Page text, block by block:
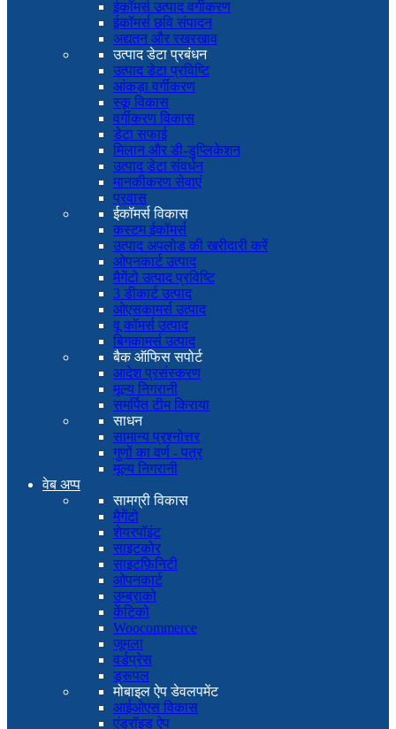
ईकॉमर्स उत्पाद वर्गीकरण
ईकॉमर्स छवि संपादन
अद्यतन और रखरखाव
उत्पाद डेटा प्रबंधन
उत्पाद डेटा प्रविष्टि
आंकड़ा वर्गीकरण
स्कू विकास
वर्गीकरण विकास
डेटा सफाई
मिलान और डी-डुप्लिकेशन
उत्पाद डेटा संवर्धन
मानकीकरण सेवाएं
प्रवास
ईकॉमर्स विकास
कस्टम ईकॉमर्स
उत्पाद अपलोड की खरीदारी करें
ओपनकार्ट उत्पाद
मैगेंटो उत्पाद प्रविष्टि
3 डीकार्ट उत्पाद
ओएसकामर्स उत्पाद
वू कॉमर्स उत्पाद
बिगकामर्स उत्पाद
बैक ऑफिस सपोर्ट
आदेश प्रसंस्करण
मूल्य निगरानी
समर्पित टीम किराया
साधन
सामान्य प्रश्नोत्तर
गुणों का वर्ण - पत्र
मूल्य निगरानी
वेब अप्प
सामग्री विकास
मैगेंटो
शेयरपॉइंट
साइटकोर
साइटफ़िनिटी
ओपनकार्ट
उम्ब्राको
केंटिको
Woocommerce
जूमला
वर्डप्रेस
ड्रूपल
मोबाइल ऐप डेवलपमेंट
आईओएस विकास
एंड्रॉइड ऐप